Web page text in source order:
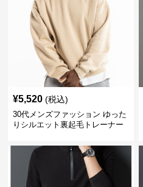
¥5,520 (税込)
30代メンズファッション ゆった
りシルエット裏起毛トレーナー